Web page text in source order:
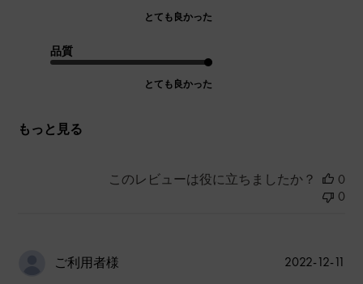
とても良かった
品質
とても良かった
もっと見る
このレビューは役に立ちましたか？
0
0
ご利用者様 2022-12-11